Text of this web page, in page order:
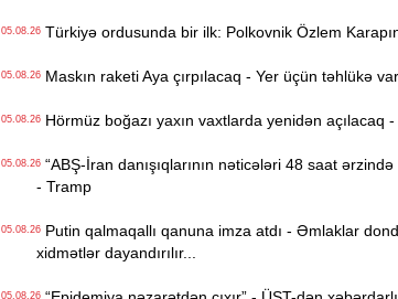
05.08.26Türkiyə ordusunda bir ilk: Polkovnik Özlem
05.08.26Maskın raketi Aya çırpılacaq - Yer üçün təhlükə
05.08.26Hörmüz boğazı yaxın vaxtlarda yenidən açılacaq
05.08.26“ABŞ-İran danışıqlarının nəticələri 48 saat
- Tramp
05.08.26Putin qalmaqallı qanuna imza atdı - Əmlaklar
xidmətlər dayandırılır...
05.08.26